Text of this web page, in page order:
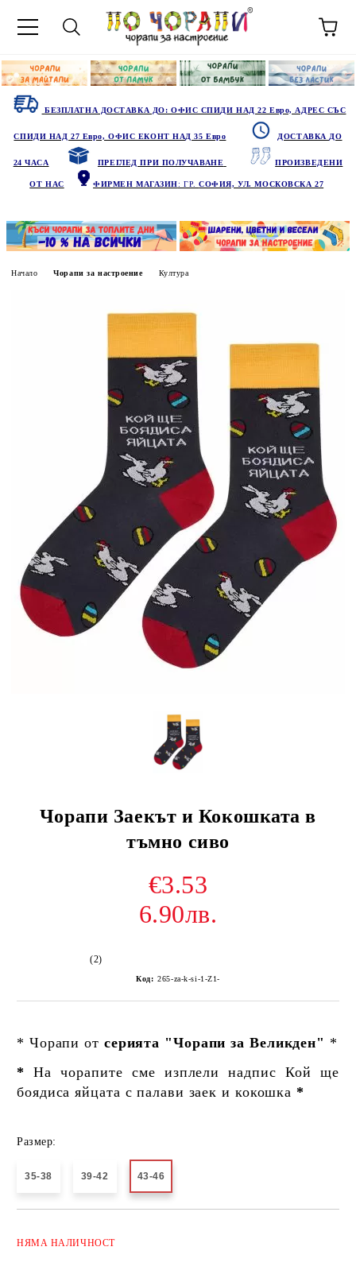
БЕЗПЛАТНА ДОСТАВКА ДО: ОФИС СПИДИ НАД 22 Евро, АДРЕС СЪС
СПИДИ НАД 27 Евро, ОФИС ЕКОНТ НАД 35 Евро ДОСТАВКА ДО
24 ЧАСА ПРЕГЛЕД ПРИ ПОЛУЧАВАНЕ ПРОИЗВЕДЕНИ
ОТ НАС ФИРМЕН МАГАЗИН: ГР.СОФИЯ, УЛ. МОСКОВСКА 27
Начало Чорапи за настроение Култура
Чорапи Заекът и Кокошката в
тъмно сиво
€3.53
6.90лв.
(2)
Код: 265-za-k-si-1-Z1-
* Чорапи от серията "Чорапи за Великден" *
*На чорапите сме изплели надпис Кой ще
боядиса яйцата с палави заек и кокошка *
Размер:
35-38 39-42 43-46
НЯМА НАЛИЧНОСТ